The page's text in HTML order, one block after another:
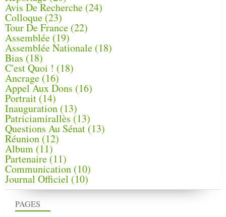
PAGES
Avis De Recherche (24)
Colloque (23)
Tour De France (22)
Assemblée (19)
Assemblée Nationale (18)
Bias (18)
C'est Quoi ! (18)
Ancrage (16)
Appel Aux Dons (16)
Portrait (14)
Inauguration (13)
Patriciamirallès (13)
Questions Au Sénat(13)
Réunion (12)
Album (11)
Partenaire(11)
Communication (10)
Journal Officiel (10)